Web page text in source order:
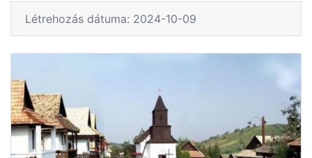
Létrehozás dátuma: 2024-10-09